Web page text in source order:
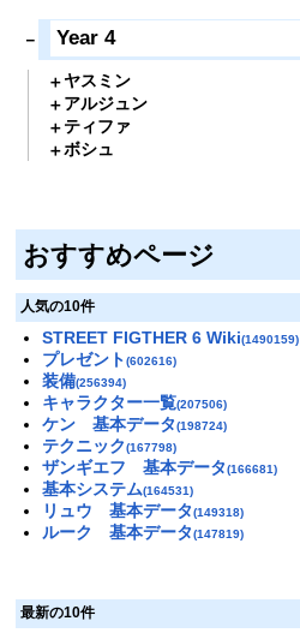
Year 4
ヤスミン
アルジュン
ティファ
ボシュ
おすすめページ
人気の10件
STREET FIGTHER 6 Wiki(1490159)
プレゼント(602616)
装備(256394)
キャラクター一覧(207506)
ケン 基本データ(198724)
テクニック(167798)
ザンギエフ 基本データ(166681)
基本システム(164531)
リュウ 基本データ(149318)
ルーク 基本データ(147819)
最新の10件